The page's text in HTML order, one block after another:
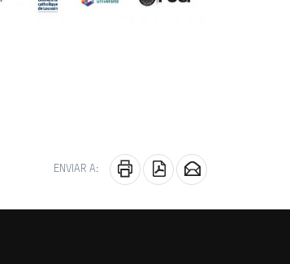
ENVIAR A: